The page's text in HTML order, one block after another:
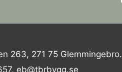
263, 271 75 Glemmingebro.
eb@tbrbygg.se